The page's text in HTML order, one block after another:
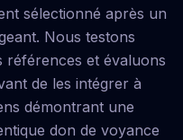
sélectionné après un
Nous testons
références et évaluons
de les intégrer à
démontrant une
don de voyance